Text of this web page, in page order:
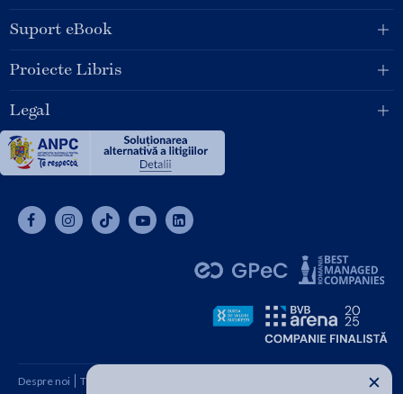
✕
Suport eBook
Proiecte Libris
Legal
Despre noi Termeni și condiții